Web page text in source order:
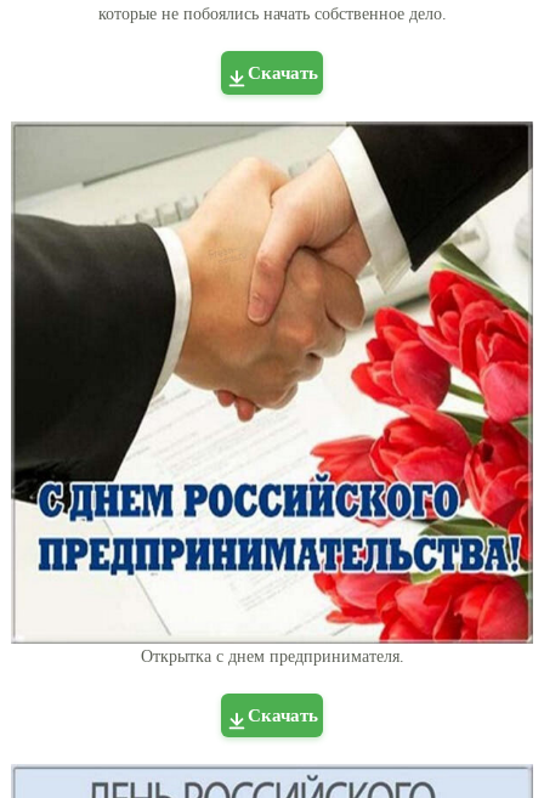
которые не побоялись начать собственное дело.
Скачать
Открытка с днем предпринимателя.
Скачать